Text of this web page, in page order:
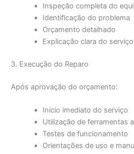
Inspeção completa do
Identificação do problema
Orçamento detalhado
Explicação clara do
3. Execução do Reparo
Após aprovação do orçamento:
Início imediato do serviço
Utilização de ferramentas
Testes de funcionamento
Orientações de uso e